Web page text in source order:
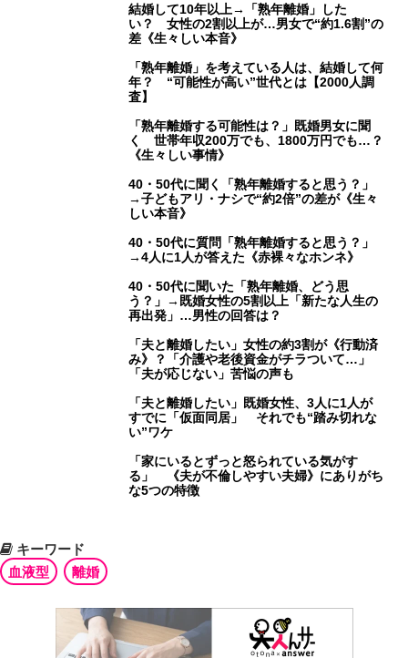
結婚して10年以上→「熟年離婚」した
い？ 女性の2割以上が…男女で“約1.6割”の
差《生々しい本音》
「熟年離婚」を考えている人は、結婚して何
年？ “可能性が高い”世代とは【2000人調
査】
「熟年離婚する可能性は？」既婚男女に聞
く 世帯年収200万でも、1800万円でも…？
《生々しい事情》
40・50代に聞く「熟年離婚すると思う？」
→子どもアリ・ナシで“約2倍”の差が《生々
しい本音》
40・50代に質問「熟年離婚すると思う？」
→4人に1人が答えた《赤裸々なホンネ》
40・50代に聞いた「熟年離婚、どう思
う？」→既婚女性の5割以上「新たな人生の
再出発」…男性の回答は？
「夫と離婚したい」女性の約3割が《行動済
み》？「介護や老後資金がチラついて…」
「夫が応じない」苦悩の声も
「夫と離婚したい」既婚女性、3人に1人が
すでに「仮面同居」 それでも“踏み切れな
い”ワケ
「家にいるとずっと怒られている気がす
る」 《夫が不倫しやすい夫婦》にありがち
な5つの特徴
キーワード
血液型
離婚